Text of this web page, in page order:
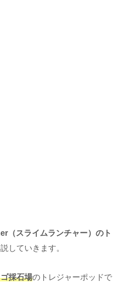
（スライムランチャー）のト
していきます。
採石場のトレジャーポッドで